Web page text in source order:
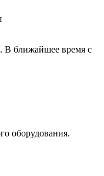
В ближайшее время с
оборудования.